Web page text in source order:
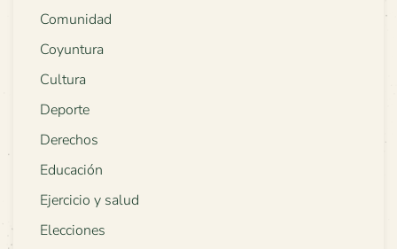
Comunidad
Coyuntura
Cultura
Deporte
Derechos
Educación
Ejercicio y salud
Elecciones